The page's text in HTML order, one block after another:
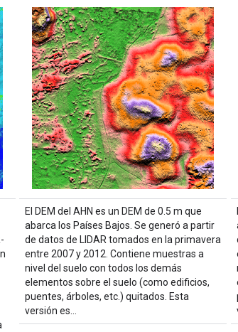
El DEM del AHN es un DEM de 0.5 m que
abarca los Países Bajos. Se generó a partir
de datos de LIDAR tomados en la primavera
entre 2007 y 2012. Contiene muestras a
nivel del suelo con todos los demás
elementos sobre el suelo (como edificios,
puentes, árboles, etc.) quitados. Esta
versión es…